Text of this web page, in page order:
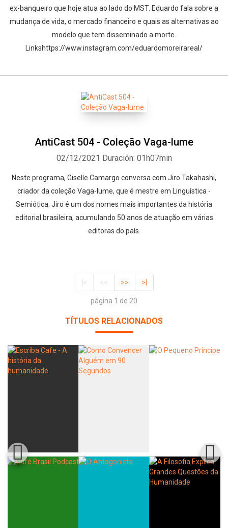
ex-banqueiro que hoje atua ao lado do MST. Eduardo fala sobre a
mudança de vida, o mercado financeiro e quais as alternativas ao
modelo que tem disseminado a morte.
Linkshttps://www.instagram.com/eduardomoreirareal/
AntiCast 504 - Coleção Vaga-lume
02/12/2021 Duración: 01h07min
Neste programa, Giselle Camargo conversa com Jiro Takahashi,
criador da coleção Vaga-lume, que é mestre em Linguística -
Semiótica. Jiro é um dos nomes mais importantes da história
editorial brasileira, acumulando 50 anos de atuação em várias
editoras do país.
|< << >> >|
página 1 de 20
TÍTULOS RELACIONADOS